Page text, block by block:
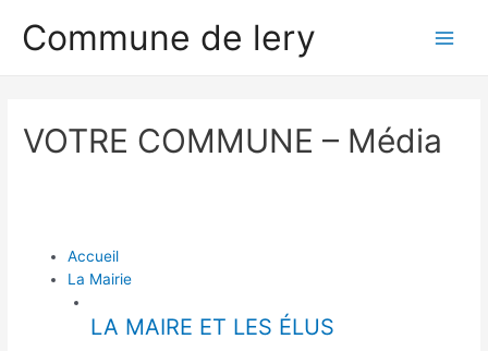
contenu
Commune de lery
VOTRE COMMUNE – Média
Accueil
La Mairie
LA MAIRE ET LES ÉLUS